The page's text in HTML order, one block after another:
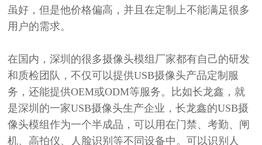
虽好，但是他价格偏高，并且在定制上不能满足很多
用户的需求。
在国内，深圳的很多摄像头模组厂家都有自己的研发
和质检团队，不仅可以提供USB摄像头产品定制服
务，还能提供OEM或ODM等服务。比如长龙鑫，就
是深圳的一家USB摄像头生产企业，长龙鑫的USB摄
像头模组作为一个半成品，可以用在门禁、考勤、闸
机、高拍仪、人脸识别等不同设备中。可以识别人